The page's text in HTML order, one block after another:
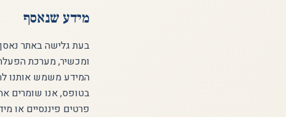
מידע שנאסף
ומכשיר, מערכת
המידע משמש אותנו
בטופס, אנו שומרים
פרטים פיננסיים או